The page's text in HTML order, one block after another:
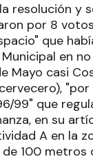
resolución y
por 8
que
en
Mayo casi
99" que
en su
A en la
100